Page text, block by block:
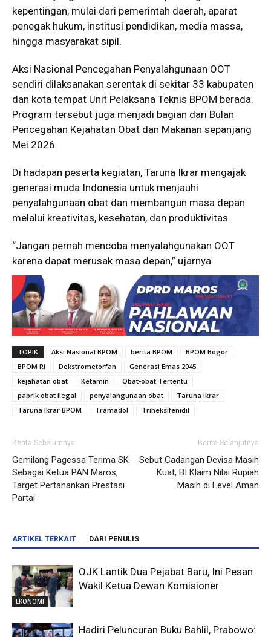
kepentingan, mulai dari pemerintah daerah, aparat
penegak hukum, institusi pendidikan, media massa,
hingga masyarakat sipil.
Aksi Nasional Pencegahan Penyalahgunaan OOT
sendiri dilaksanakan serentak di sekitar 33 kabupaten
dan kota tempat Unit Pelaksana Teknis BPOM berada.
Program tersebut juga menjadi bagian dari Bulan
Pencegahan Kejahatan Obat dan Makanan sepanjang
Mei 2026.
Di hadapan peserta kegiatan, Taruna Ikrar mengajak
generasi muda Indonesia untuk menjauhi
penyalahgunaan obat dan membangun masa depan
melalui kreativitas, kesehatan, dan produktivitas.
“Jangan pernah mencoba menyalahgunakan OOT
karena dapat merusak masa depan,” ujarnya.
TOPIK Aksi Nasional BPOM berita BPOM
BPOM Bogor
BPOM RI
Dekstrometorfan
Generasi Emas 2045
kejahatan obat
Ketamin
Obat-obat Tertentu
pabrik obat ilegal
penyalahgunaan obat
Taruna Ikrar
Taruna Ikrar BPOM
Tramadol Triheksifenidil
Berita Sebelumnya
Gemilang Pagessa Terima SK
Sebagai Ketua PAN Maros,
Target Pertahankan Prestasi
Partai
Berita Selanjutnya
Sebut Cadangan Devisa Masih
Kuat, BI Klaim Nilai Rupiah
Masih di Level Aman
ARTIKEL TERKAIT DARI PENULIS
EKONOMI
OJK Lantik Dua Pejabat Baru, Ini Pesan
Wakil Ketua Dewan Komisioner
Hadiri Peluncuran Buku Bahlil, Prabowo: